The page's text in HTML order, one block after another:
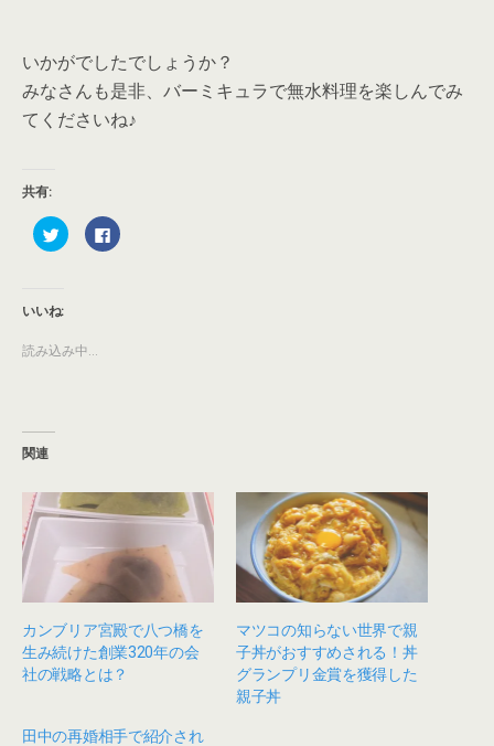
いかがでしたでしょうか？
みなさんも是非、バーミキュラで無水料理を楽しんでみ
てくださいね♪
共有:
ク
リ
T
w
t
t
ウ
ィ
ン
で
開
き
ま
)
F
a
て
だ
い
(
新
い
ィ
ン
ド
ウ
で
す
いいね:
読み込み中...
関連
カンブリア宮殿で八つ橋を
生み続けた創業320年の会
社の戦略とは？
マツコの知らない世界で親
子丼がおすすめされる！丼
グランプリ金賞を獲得した
親子丼
田中の再婚相手で紹介され